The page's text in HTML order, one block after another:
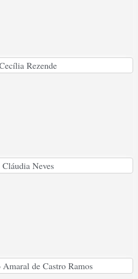
Rezende
Cláudia Neves
Amaral de Castro Ramos